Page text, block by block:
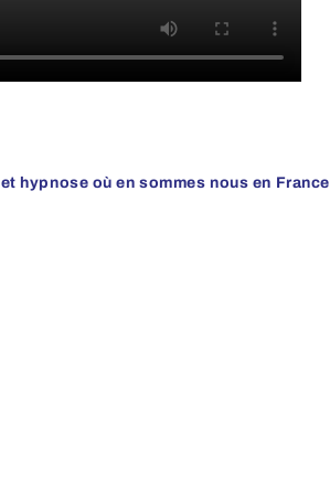
hypnose où en sommes nous en France